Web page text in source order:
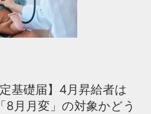
基礎届】4月昇給者は
8月月変」の対象かどう